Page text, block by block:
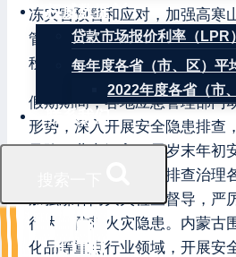
权威数据
贷款市场报价利率（LPR）
每年度各省（市、区）平
2022年度各省（市
联系我们
冻灾害预警和应对，加强高寒
管控，督促落实保供保畅措施
秩序。
假期期间，各地应急管理部门
形势，深入开展安全隐患排查
风险。北京深入开展岁末年初
治和督导检查，全面排查治理
加强森林防灭火检查督导，严
行为，防范火灾隐患。内蒙古
化品等重点行业领域，开展安